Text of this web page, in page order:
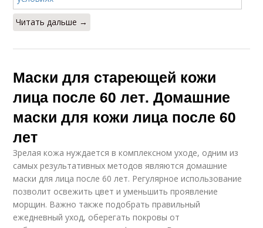
Читать дальше →
Маски для стареющей кожи
лица после 60 лет. Домашние
маски для кожи лица после 60
лет
Зрелая кожа нуждается в комплексном уходе, одним из
самых результативных методов являются домашние
маски для лица после 60 лет. Регулярное использование
позволит освежить цвет и уменьшить проявление
морщин. Важно также подобрать правильный
ежедневный уход, оберегать покровы от